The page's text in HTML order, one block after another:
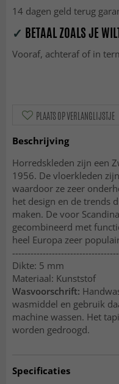
14 dagen geld terug
✓ BETAAL ZOALS JE
Vooraf, achteraf of in
PLAATS OP VERLANGLIJSTJE
Beschrijving
Horredskleden zijn een
1956. De vloerkleden
waardoor ze zeer
het design en de trends
maken. De voor
gecombineerd met
heel Europa zeer
Dikte: 5 mm
Materiaal: Kunststof
Wasvoorschrift:
wasmiddel en gebruik
machine wassen. Het
worden gedroogd.
Specificaties